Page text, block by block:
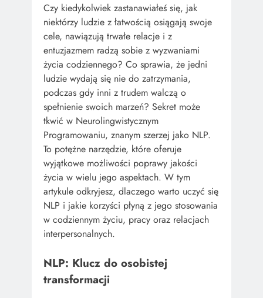
Czy kiedykolwiek zastanawiałeś się, jak
niektórzy ludzie z łatwością osiągają swoje
cele, nawiązują trwałe relacje i z
entuzjazmem radzą sobie z wyzwaniami
życia codziennego? Co sprawia, że jedni
ludzie wydają się nie do zatrzymania,
podczas gdy inni z trudem walczą o
spełnienie swoich marzeń? Sekret może
tkwić w Neurolingwistycznym
Programowaniu, znanym szerzej jako NLP.
To potężne narzędzie, które oferuje
wyjątkowe możliwości poprawy jakości
życia w wielu jego aspektach. W tym
artykule odkryjesz, dlaczego warto uczyć się
NLP i jakie korzyści płyną z jego stosowania
w codziennym życiu, pracy oraz relacjach
interpersonalnych.
NLP: Klucz do osobistej
transformacji